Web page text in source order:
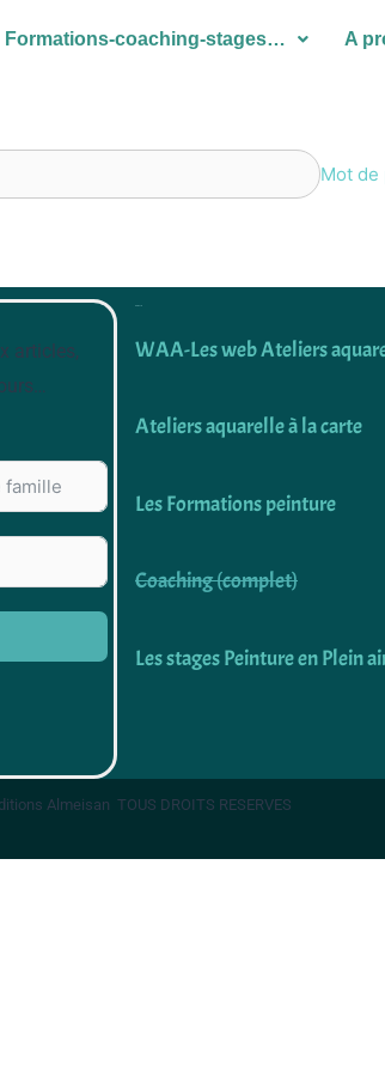
Formations-coaching-stages… A
Mot de
articles,
WAA-Les web Ateliers
Ateliers aquarelle à la carte
Les Formations peinture
Coaching (complet)
Les stages Peinture en Plein
Almeisan TOUS DROITS RESERVES